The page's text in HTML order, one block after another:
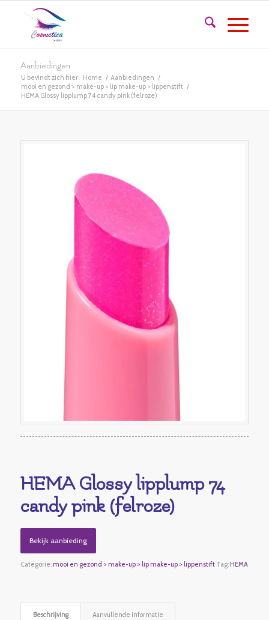
Aanbiedingen
U bevindt zich hier: Home / Aanbiedingen /
mooi en gezond > make-up > lip make-up > lippenstift /
HEMA Glossy lipplump 74 candy pink (felroze)
HEMA Glossy lipplump 74
candy pink (felroze)
Bekijk aanbieding
Categorie: mooi en gezond > make-up > lip make-up > lippenstift Tag: HEMA
Beschrijving Aanvullende informatie